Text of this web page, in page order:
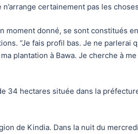
certainement pas les
moment donné, se sont constitués en
“Je fais profil bas. Je ne parlerai
plantation à Bawa. Je cherche à me
34 hectares située dans la
de Kindia. Dans la nuit du